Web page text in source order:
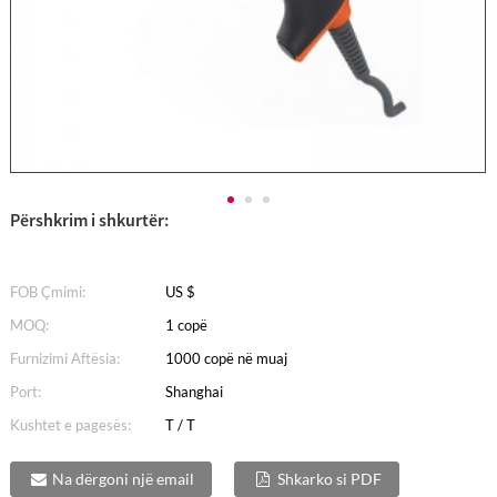
Përshkrim i shkurtër:
FOB Çmimi:
US $
MOQ:
1 copë
Furnizimi Aftësia:
1000 copë në muaj
Port:
Shanghai
Kushtet e pagesës:
T / T
Na dërgoni një email Shkarko si PDF